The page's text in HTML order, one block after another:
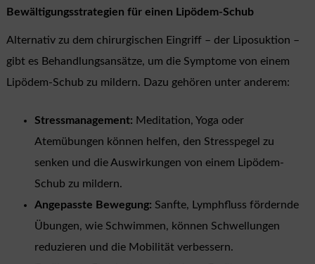
Bewältigungsstrategien für einen Lipödem-Schub
Alternativ zu dem chirurgischen Eingriff – der Liposuktion –
gibt es Behandlungsansätze, um die Symptome von einem
Lipödem-Schub zu mildern. Dazu gehören unter anderem:
Stressmanagement: Meditation, Yoga oder
Atemübungen können helfen, den Stresspegel zu
senken und die Auswirkungen von einem Lipödem-
Schub zu mildern.
Angepasste Bewegung: Sanfte, Lymphfluss fördernde
Übungen, wie Schwimmen, können Schwellungen
reduzieren und die Mobilität verbessern.